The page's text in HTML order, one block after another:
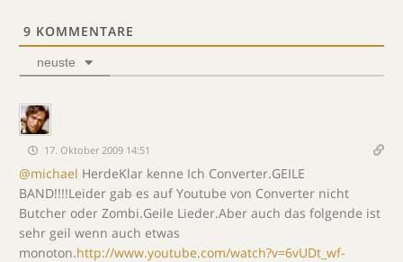
9 KOMMENTARE
neuste
17. Oktober 2009 14:51
@michael HerdeKlar kenne Ich Converter.GEILE
BAND!!!!Leider gab es auf Youtube von Converter nicht
Butcher oder Zombi.Geile Lieder.Aber auch das folgende ist
sehr geil wenn auch etwas
monoton.http://www.youtube.com/watch?v=6vUDt_wf-